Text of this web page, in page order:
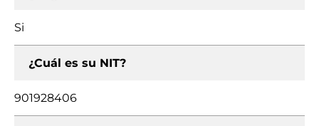
Si
¿Cuál es su NIT?
901928406